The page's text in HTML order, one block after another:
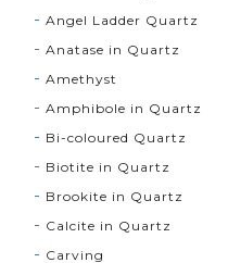
Angel Ladder Quartz
Anatase in Quartz
Amethyst
Amphibole in Quartz
Bi-coloured Quartz
Biotite in Quartz
Brookite in Quartz
Calcite in Quartz
Carving